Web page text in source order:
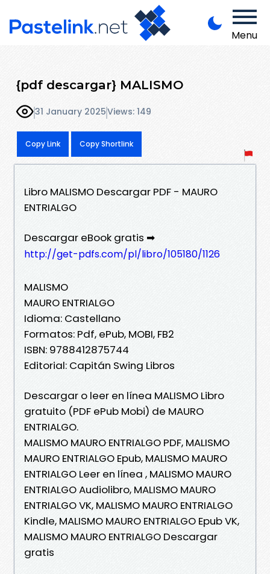
Menu
{pdf descargar} MALISMO
31 January 2025Views: 149
Copy Link Copy Shortlink
Libro MALISMO Descargar PDF - MAURO
ENTRIALGO
Descargar eBook gratis ➡
http://get-pdfs.com/pl/libro/105180/1126
MALISMO
MAURO ENTRIALGO
Idioma: Castellano
Formatos: Pdf, ePub, MOBI, FB2
ISBN: 9788412875744
Editorial: Capitán Swing Libros
Descargar o leer en línea MALISMO Libro
gratuito (PDF ePub Mobi) de MAURO
ENTRIALGO.
MALISMO MAURO ENTRIALGO PDF, MALISMO
MAURO ENTRIALGO Epub, MALISMO MAURO
ENTRIALGO Leer en línea , MALISMO MAURO
ENTRIALGO Audiolibro, MALISMO MAURO
ENTRIALGO VK, MALISMO MAURO ENTRIALGO
Kindle, MALISMO MAURO ENTRIALGO Epub VK,
MALISMO MAURO ENTRIALGO Descargar
gratis